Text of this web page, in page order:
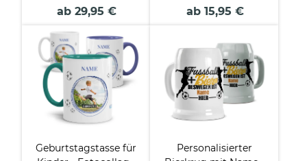
ab 29,95 €
mit Name &
ab 15,95 €
Geburtstagstasse für
Personalisierter